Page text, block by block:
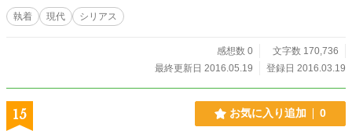
執着 現代 シリアス
感想数 0
文字数 170,736
最終更新日 2016.05.19
登録日 2016.03.19
15 お気に入り追加 0